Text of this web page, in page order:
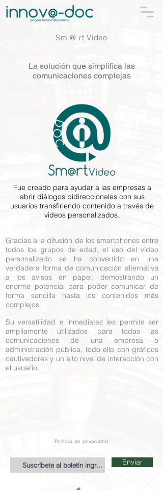
Sm @ rt Vídeo
La solución que simplifica las
comunicaciones complejas
Fue creado para ayudar a las empresas a
abrir diálogos bidireccionales con sus
usuarios transfiriendo contenido a través de
videos personalizados.
Gracias a la difusión de los smartphones entre
todos los grupos de edad, el uso del vídeo
personalizado se ha convertido en una
verdadera forma de comunicación alternativa
a los avisos en papel; demostrando un
enorme potencial para poder comunicar de
forma sencilla hasta los contenidos más
complejos.
Su versatilidad e inmediatez les permite ser
ampliamente utilizados para todas las
comunicaciones de una empresa o
administración pública, todo ello con gráficos
cautivadores y un alto nivel de interacción con
el usuario.
Política de privacidad
Enviar